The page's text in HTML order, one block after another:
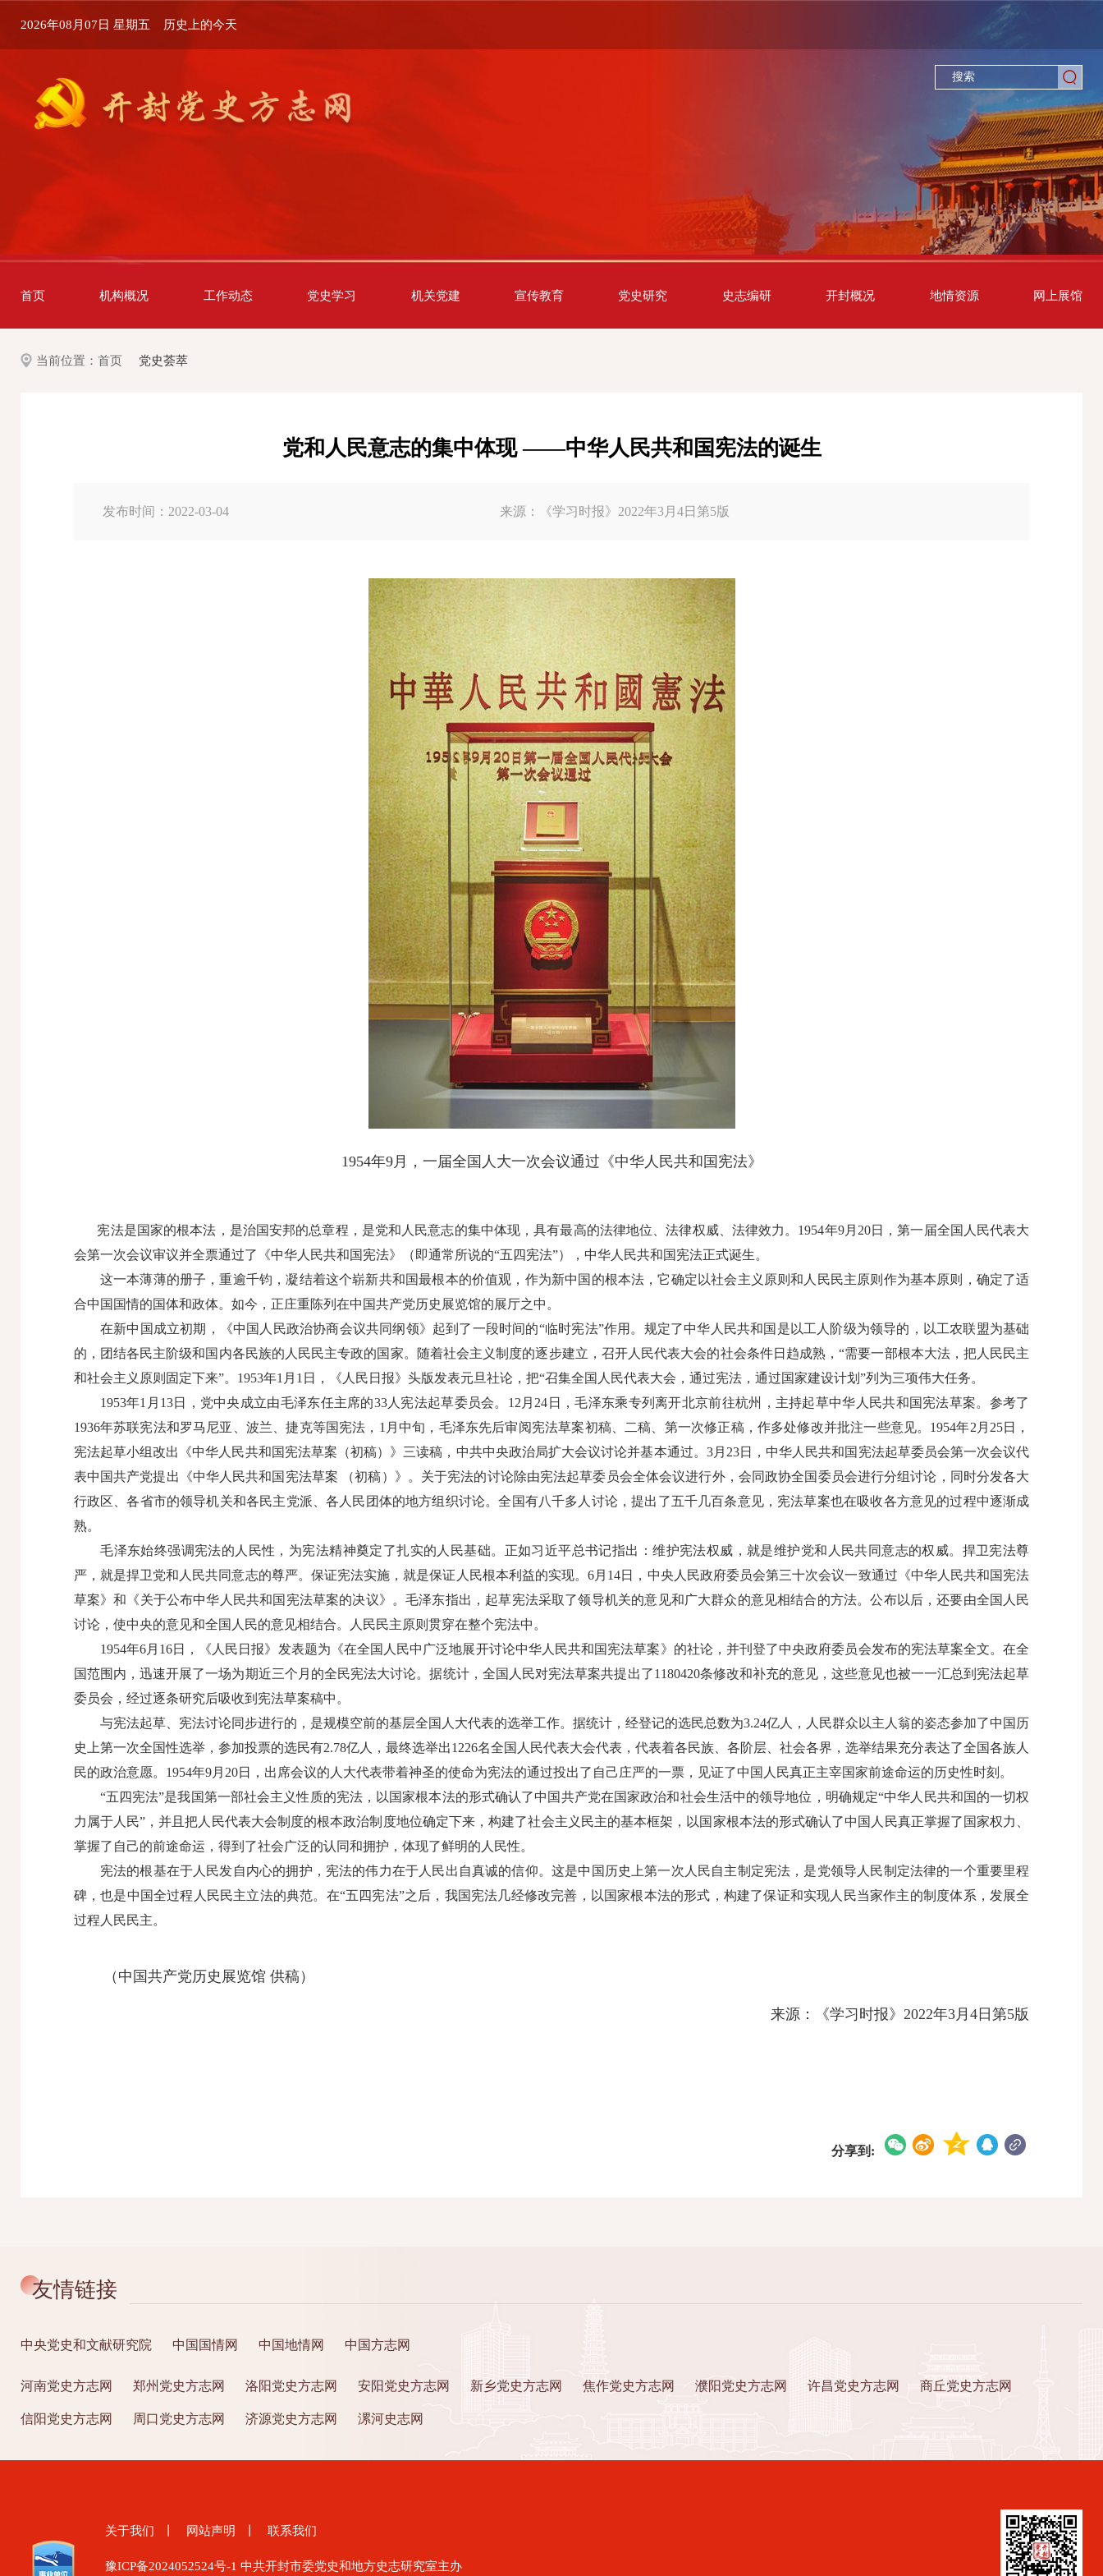
2026年08月07日 星期五 历史上的今天
首页 机构概况 工作动态 党史学习 机关党建 宣传教育 党史研究 史志编研 开封概况 地情资源 网上展馆
当前位置： 首页 党史荟萃
党和人民意志的集中体现 ——中华人民共和国宪法的诞生
发布时间：2022-03-04 来源：《学习时报》2022年3月4日第5版
1954年9月，一届全国人大一次会议通过《中华人民共和国宪法》
宪法是国家的根本法，是治国安邦的总章程，是党和人民意志的集中体现，具有最高的法律地位、法律权威、法律效力。1954年9月20日，第一届全国人民代表大
会第一次会议审议并全票通过了《中华人民共和国宪法》（即通常所说的“五四宪法”），中华人民共和国宪法正式诞生。
这一本薄薄的册子，重逾千钧，凝结着这个崭新共和国最根本的价值观，作为新中国的根本法，它确定以社会主义原则和人民民主原则作为基本原则，确定了适
合中国国情的国体和政体。如今，正庄重陈列在中国共产党历史展览馆的展厅之中。
在新中国成立初期，《中国人民政治协商会议共同纲领》起到了一段时间的“临时宪法”作用。规定了中华人民共和国是以工人阶级为领导的，以工农联盟为基础
的，团结各民主阶级和国内各民族的人民民主专政的国家。随着社会主义制度的逐步建立，召开人民代表大会的社会条件日趋成熟，“需要一部根本大法，把人民民主
和社会主义原则固定下来”。1953年1月1日，《人民日报》头版发表元旦社论，把“召集全国人民代表大会，通过宪法，通过国家建设计划”列为三项伟大任务。
1953年1月13日，党中央成立由毛泽东任主席的33人宪法起草委员会。12月24日，毛泽东乘专列离开北京前往杭州，主持起草中华人民共和国宪法草案。参考了
1936年苏联宪法和罗马尼亚、波兰、捷克等国宪法，1月中旬，毛泽东先后审阅宪法草案初稿、二稿、第一次修正稿，作多处修改并批注一些意见。1954年2月25日，
宪法起草小组改出《中华人民共和国宪法草案（初稿）》三读稿，中共中央政治局扩大会议讨论并基本通过。3月23日，中华人民共和国宪法起草委员会第一次会议代
表中国共产党提出《中华人民共和国宪法草案 （初稿）》。关于宪法的讨论除由宪法起草委员会全体会议进行外，会同政协全国委员会进行分组讨论，同时分发各大
行政区、各省市的领导机关和各民主党派、各人民团体的地方组织讨论。全国有八千多人讨论，提出了五千几百条意见，宪法草案也在吸收各方意见的过程中逐渐成
熟。
毛泽东始终强调宪法的人民性，为宪法精神奠定了扎实的人民基础。正如习近平总书记指出：维护宪法权威，就是维护党和人民共同意志的权威。捍卫宪法尊
严，就是捍卫党和人民共同意志的尊严。保证宪法实施，就是保证人民根本利益的实现。6月14日，中央人民政府委员会第三十次会议一致通过《中华人民共和国宪法
草案》和《关于公布中华人民共和国宪法草案的决议》。毛泽东指出，起草宪法采取了领导机关的意见和广大群众的意见相结合的方法。公布以后，还要由全国人民
讨论，使中央的意见和全国人民的意见相结合。人民民主原则贯穿在整个宪法中。
1954年6月16日，《人民日报》发表题为《在全国人民中广泛地展开讨论中华人民共和国宪法草案》的社论，并刊登了中央政府委员会发布的宪法草案全文。在全
国范围内，迅速开展了一场为期近三个月的全民宪法大讨论。据统计，全国人民对宪法草案共提出了1180420条修改和补充的意见，这些意见也被一一汇总到宪法起草
委员会，经过逐条研究后吸收到宪法草案稿中。
与宪法起草、宪法讨论同步进行的，是规模空前的基层全国人大代表的选举工作。据统计，经登记的选民总数为3.24亿人，人民群众以主人翁的姿态参加了中国历
史上第一次全国性选举，参加投票的选民有2.78亿人，最终选举出1226名全国人民代表大会代表，代表着各民族、各阶层、社会各界，选举结果充分表达了全国各族人
民的政治意愿。1954年9月20日，出席会议的人大代表带着神圣的使命为宪法的通过投出了自己庄严的一票，见证了中国人民真正主宰国家前途命运的历史性时刻。
“五四宪法”是我国第一部社会主义性质的宪法，以国家根本法的形式确认了中国共产党在国家政治和社会生活中的领导地位，明确规定“中华人民共和国的一切权
力属于人民”，并且把人民代表大会制度的根本政治制度地位确定下来，构建了社会主义民主的基本框架，以国家根本法的形式确认了中国人民真正掌握了国家权力、
掌握了自己的前途命运，得到了社会广泛的认同和拥护，体现了鲜明的人民性。
宪法的根基在于人民发自内心的拥护，宪法的伟力在于人民出自真诚的信仰。这是中国历史上第一次人民自主制定宪法，是党领导人民制定法律的一个重要里程
碑，也是中国全过程人民民主立法的典范。在“五四宪法”之后，我国宪法几经修改完善，以国家根本法的形式，构建了保证和实现人民当家作主的制度体系，发展全
过程人民民主。
（中国共产党历史展览馆 供稿）
来源：《学习时报》2022年3月4日第5版
分享到:
友情链接
中央党史和文献研究院 中国国情网 中国地情网 中国方志网
河南党史方志网 郑州党史方志网 洛阳党史方志网 安阳党史方志网 新乡党史方志网 焦作党史方志网 濮阳党史方志网 许昌党史方志网 商丘党史方志网
信阳党史方志网 周口党史方志网 济源党史方志网 漯河史志网
关于我们 网站声明 联系我们
豫ICP备2024052524号-1 中共开封市委党史和地方史志研究室主办